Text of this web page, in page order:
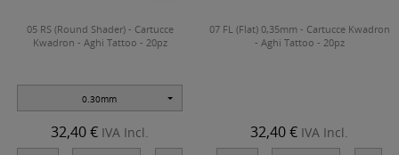
05 RS (Round Shader) - Cartucce
Kwadron - Aghi Tattoo - 20pz
0.30mm
32,40 € IVA Incl.
07 FL (Flat) 0,35mm - Cartucce Kwadron
- Aghi Tattoo - 20pz
32,40 € IVA Incl.